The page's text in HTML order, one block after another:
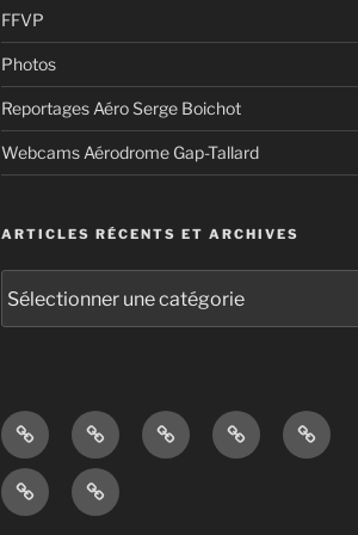
FFVP
Photos
Reportages Aéro Serge Boichot
Webcams Aérodrome Gap-Tallard
ARTICLES RÉCENTS ET ARCHIVES
récents
et
Bienvenue
!
BIA,
vol
Avion,
vol
Aérodrome
Tarifs Contact
ActualitésAccès
membres